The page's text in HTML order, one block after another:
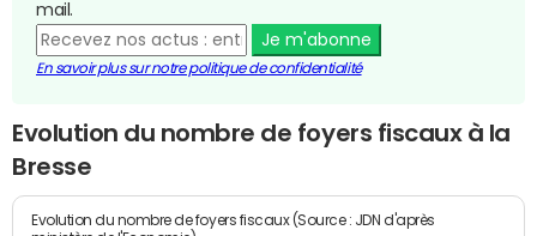
mail.
Je m'abonne
En savoir plus sur notre politique de confidentialité
Evolution du nombre de foyers fiscaux à la
Bresse
Evolution du nombre de foyers fiscaux (Source : JDN d'après